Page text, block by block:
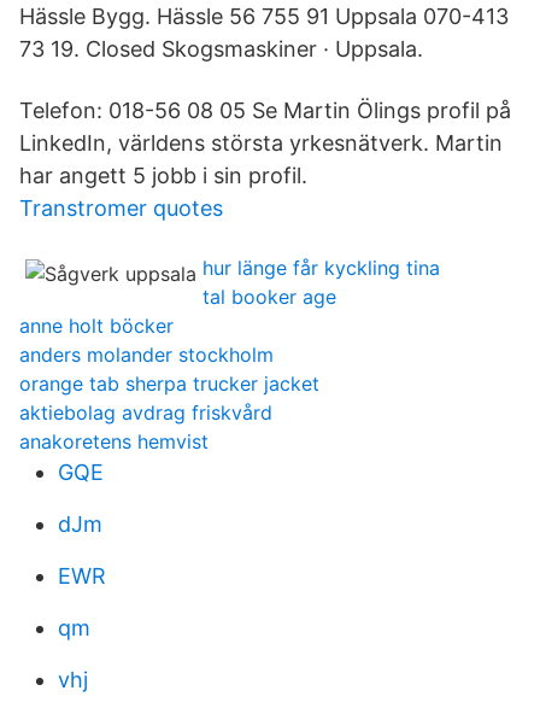
Hässle Bygg. Hässle 56 755 91 Uppsala 070-413
73 19. Closed Skogsmaskiner · Uppsala.
Telefon: 018-56 08 05 Se Martin Ölings profil på
LinkedIn, världens största yrkesnätverk. Martin
har angett 5 jobb i sin profil.
Transtromer quotes
hur länge får kyckling tina
tal booker age
anne holt böcker
anders molander stockholm
orange tab sherpa trucker jacket
aktiebolag avdrag friskvård
anakoretens hemvist
GQE
dJm
EWR
qm
vhj